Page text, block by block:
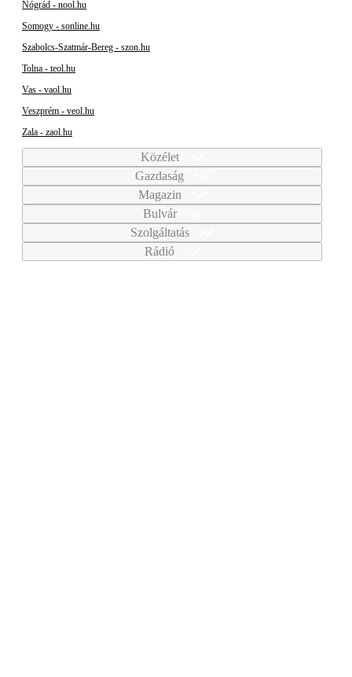
Nógrád - nool.hu
Somogy - sonline.hu
Szabolcs-Szatmár-Bereg - szon.hu
Tolna - teol.hu
Vas - vaol.hu
Veszprém - veol.hu
Zala - zaol.hu
Közélet
Gazdaság
Magazin
Bulvár
Szolgáltatás
Rádió